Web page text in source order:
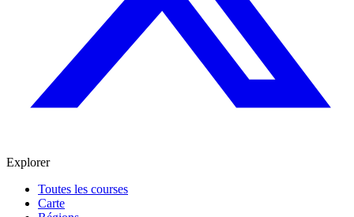
Explorer
Toutes les courses
Carte